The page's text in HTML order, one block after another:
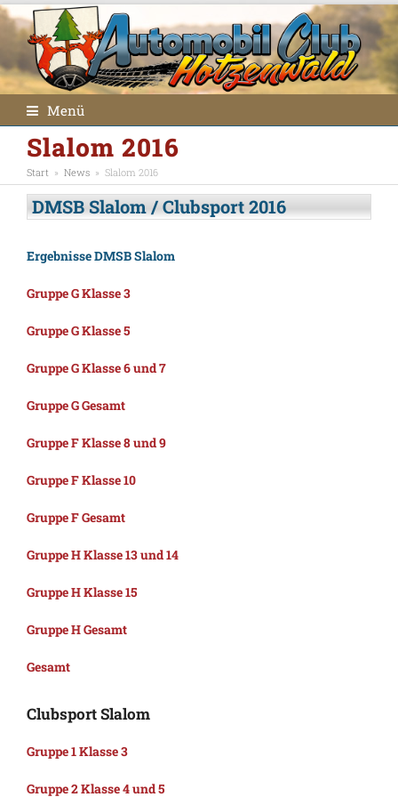
Menü
Slalom 2016
Start » News » Slalom 2016
DMSB Slalom / Clubsport 2016
Ergebnisse DMSB Slalom
Gruppe G Klasse 3
Gruppe G Klasse 5
Gruppe G Klasse 6 und 7
Gruppe G Gesamt
Gruppe F Klasse 8 und 9
Gruppe F Klasse 10
Gruppe F Gesamt
Gruppe H Klasse 13 und 14
Gruppe H Klasse 15
Gruppe H Gesamt
Gesamt
Clubsport Slalom
Gruppe 1 Klasse 3
Gruppe 2 Klasse 4 und 5